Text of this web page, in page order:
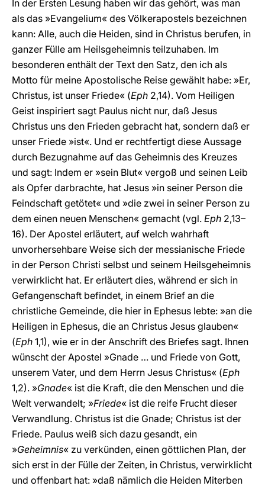
In der Ersten Lesung haben wir das gehört, was man
als das »Evangelium« des Völkerapostels bezeichnen
kann: Alle, auch die Heiden, sind in Christus berufen, in
ganzer Fülle am Heilsgeheimnis teilzuhaben. Im
besonderen enthält der Text den Satz, den ich als
Motto für meine Apostolische Reise gewählt habe: »Er,
Christus, ist unser Friede« (Eph 2,14). Vom Heiligen
Geist inspiriert sagt Paulus nicht nur, daß Jesus
Christus uns den Frieden gebracht hat, sondern daß er
unser Friede »ist«. Und er rechtfertigt diese Aussage
durch Bezugnahme auf das Geheimnis des Kreuzes
und sagt: Indem er »sein Blut« vergoß und seinen Leib
als Opfer darbrachte, hat Jesus »in seiner Person die
Feindschaft getötet« und »die zwei in seiner Person zu
dem einen neuen Menschen« gemacht (vgl. Eph 2,13–
16). Der Apostel erläutert, auf welch wahrhaft
unvorhersehbare Weise sich der messianische Friede
in der Person Christi selbst und seinem Heilsgeheimnis
verwirklicht hat. Er erläutert dies, während er sich in
Gefangenschaft befindet, in einem Brief an die
christliche Gemeinde, die hier in Ephesus lebte: »an die
Heiligen in Ephesus, die an Christus Jesus glauben«
(Eph 1,1), wie er in der Anschrift des Briefes sagt. Ihnen
wünscht der Apostel »Gnade … und Friede von Gott,
unserem Vater, und dem Herrn Jesus Christus« (Eph
1,2). »Gnade« ist die Kraft, die den Menschen und die
Welt verwandelt; »Friede« ist die reife Frucht dieser
Verwandlung. Christus ist die Gnade; Christus ist der
Friede. Paulus weiß sich dazu gesandt, ein
»Geheimnis« zu verkünden, einen göttlichen Plan, der
sich erst in der Fülle der Zeiten, in Christus, verwirklicht
und offenbart hat: »daß nämlich die Heiden Miterben